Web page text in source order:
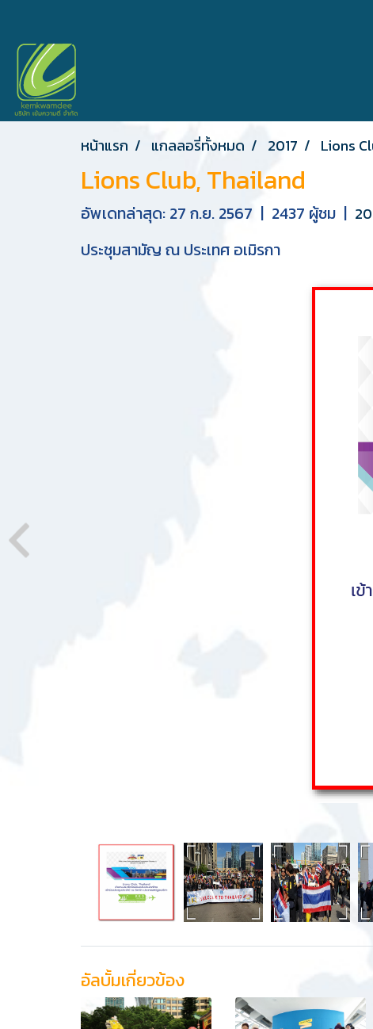
หน้าแรก แกลลอรี่ทั้งหมด 2017 Lions
Lions Club, Thailand
อัพเดทล่าสุด: 27 ก.ย. 2567 | 2437 ผู้ชม |
ประชุมสามัญ ณ ประเทศ อเมิรกา
อัลบั้มเกี่ยวข้อง